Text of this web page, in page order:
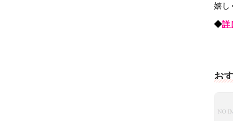
嬉し
◆詳
お